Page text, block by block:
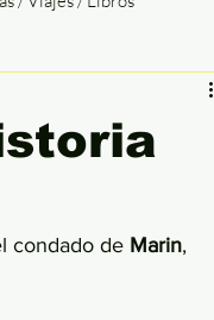
condado de Marin,